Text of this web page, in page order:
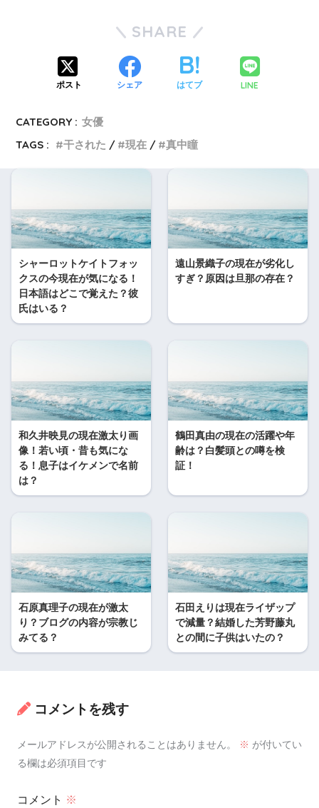
SHARE
ポスト シェア はてブ LINE
CATEGORY : 女優
TAGS :
干された 現在 真中瞳
シャーロットケイトフォッ
クスの今現在が気になる！
日本語はどこで覚えた？彼
氏はいる？
遠山景織子の現在が劣化し
すぎ？原因は旦那の存在？
和久井映見の現在激太り画
像！若い頃・昔も気にな
る！息子はイケメンで名前
は？
鶴田真由の現在の活躍や年
齢は？白髪頭との噂を検
証！
石原真理子の現在が激太
り？ブログの内容が宗教じ
みてる？
石田えりは現在ライザップ
で減量？結婚した芳野藤丸
との間に子供はいたの？
コメントを残す
メールアドレスが公開されることはありません。 ※ が付いてい
る欄は必須項目です
コメント ※